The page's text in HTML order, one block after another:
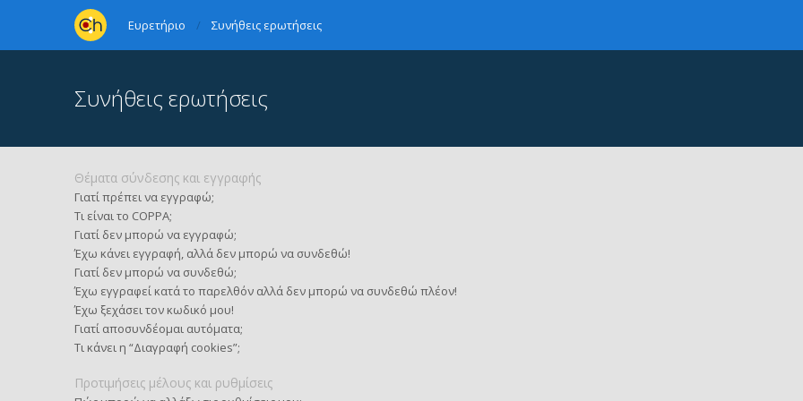
Ευρετήριο Συνήθεις ερωτήσεις
Συνήθεις ερωτήσεις
Θέματα σύνδεσης και εγγραφής
Γιατί πρέπει να εγγραφώ;
Τι είναι το COPPA;
Γιατί δεν μπορώ να εγγραφώ;
Έχω κάνει εγγραφή, αλλά δεν μπορώ να συνδεθώ!
Γιατί δεν μπορώ να συνδεθώ;
Έχω εγγραφεί κατά το παρελθόν αλλά δεν μπορώ να συνδεθώ πλέον!
Έχω ξεχάσει τον κωδικό μου!
Γιατί αποσυνδέομαι αυτόματα;
Τι κάνει η “Διαγραφή cookies”;
Προτιμήσεις μέλους και ρυθμίσεις